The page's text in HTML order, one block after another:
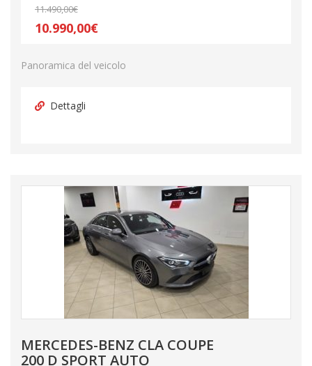
11.490,00€
10.990,00€
Panoramica del veicolo
Dettagli
MERCEDES-BENZ CLA COUPE
200 D SPORT AUTO